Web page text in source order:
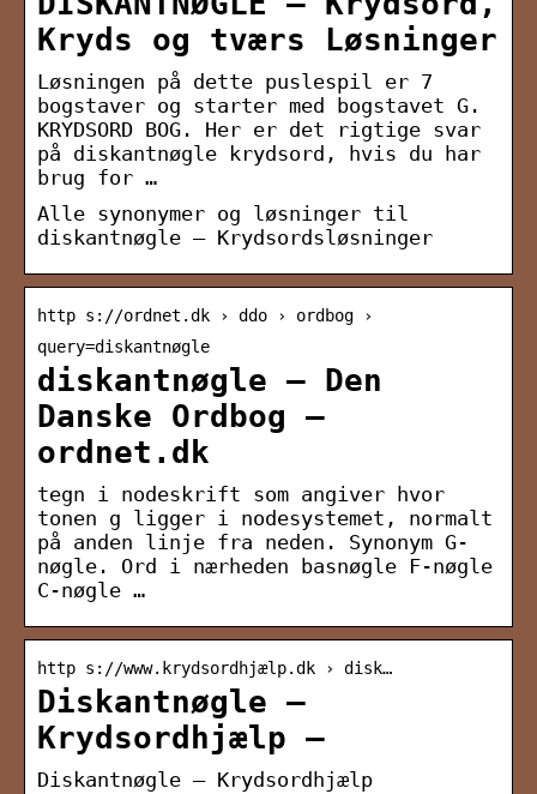
Kryds og tværs Løsninger
Løsningen på dette puslespil er 7
bogstaver og starter med bogstavet G.
KRYDSORD BOG. Her er det rigtige svar
på diskantnøgle krydsord, hvis du har
brug for …
Alle synonymer og løsninger til
diskantnøgle – Krydsordsløsninger
http s://ordnet.dk › ddo › ordbog ›
query=diskantnøgle
diskantnøgle — Den
Danske Ordbog –
ordnet.dk
tegn i nodeskrift som angiver hvor
tonen g ligger i nodesystemet, normalt
på anden linje fra neden. Synonym G-
nøgle. Ord i nærheden basnøgle F-nøgle
C-nøgle …
http s://www.krydsordhjælp.dk › disk…
Diskantnøgle –
Krydsordhjælp –
Diskantnøgle – Krydsordhjælp